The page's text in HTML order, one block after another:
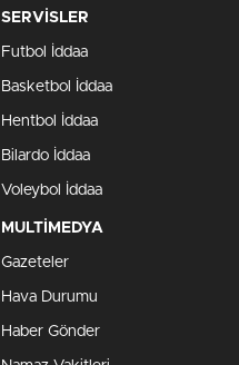
SERVİSLER
Futbol İddaa
Basketbol İddaa
Hentbol İddaa
Bilardo İddaa
Voleybol İddaa
MULTİMEDYA
Gazeteler
Hava Durumu
Haber Gönder